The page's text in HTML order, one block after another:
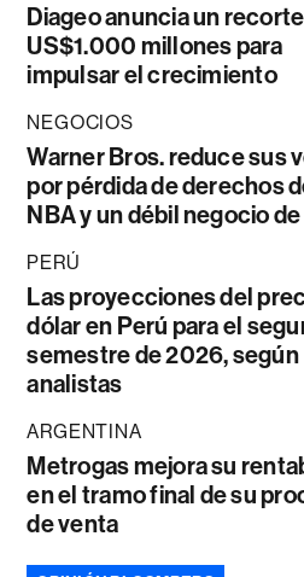
Diageo anuncia un
US$1.000 millones para
impulsar el crecimiento
NEGOCIOS
Warner Bros. reduce sus
por pérdida de derechos
NBA y un débil negocio
PERÚ
Las proyecciones del
dólar en Perú para el
semestre de 2026, según
analistas
ARGENTINA
Metrogas mejora su
en el tramo final de su
de venta